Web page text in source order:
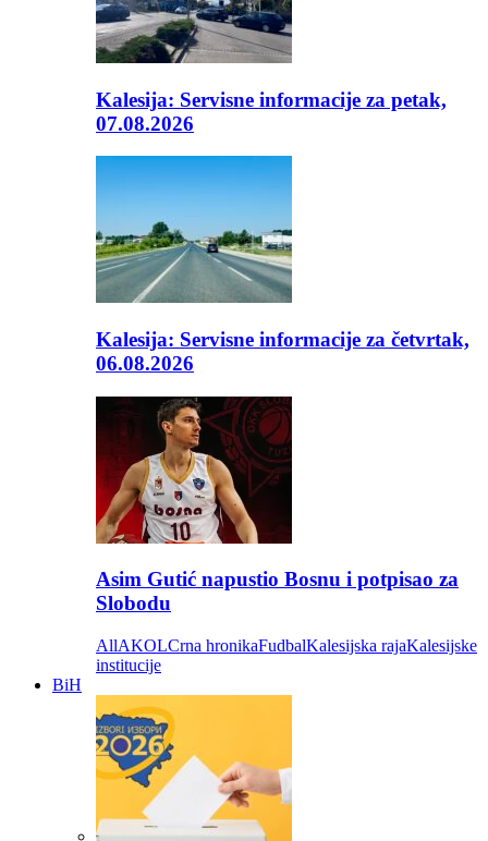
Kalesija: Servisne informacije za petak,
07.08.2026
Kalesija: Servisne informacije za četvrtak,
06.08.2026
Asim Gutić napustio Bosnu i potpisao za
Slobodu
AllAKOLCrna hronikaFudbalKalesijska rajaKalesijske
institucije
BiH